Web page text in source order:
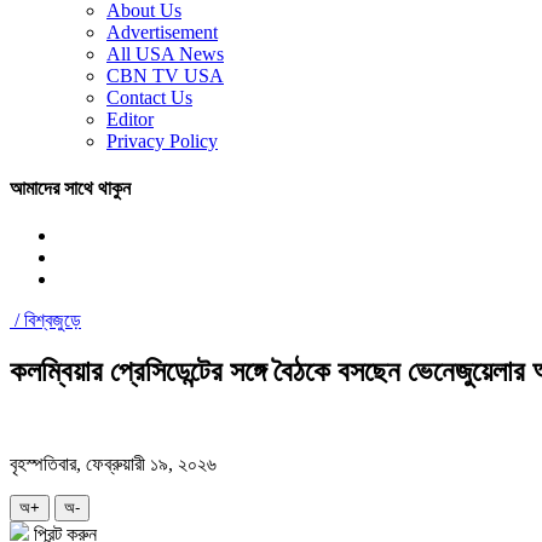
About Us
Advertisement
All USA News
CBN TV USA
Contact Us
Editor
Privacy Policy
আমাদের সাথে থাকুন
/বিশ্বজুড়ে
কলম্বিয়ার প্রেসিডেন্টের সঙ্গে বৈঠকে বসছেন ভেনেজুয়েলার
বৃহস্পতিবার, ফেব্রুয়ারী ১৯, ২০২৬
অ+ অ-
প্রিন্ট করুন